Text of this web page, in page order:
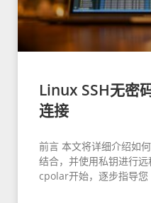
Linux SSH无密
连接
前言 本文将详细介绍如
结合，并使用私钥进行
cpolar开始，逐步指导您